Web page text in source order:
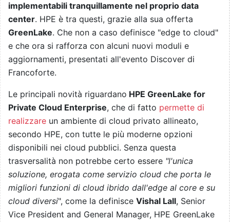
implementabili tranquillamente nel proprio data
center. HPE è tra questi, grazie alla sua offerta
GreenLake. Che non a caso definisce "edge to cloud"
e che ora si rafforza con alcuni nuovi moduli e
aggiornamenti, presentati all'evento Discover di
Francoforte.
Le principali novità riguardano HPE GreenLake for
Private Cloud Enterprise, che di fatto permette di
realizzare un ambiente di cloud privato allineato,
secondo HPE, con tutte le più moderne opzioni
disponibili nei cloud pubblici. Senza questa
trasversalità non potrebbe certo essere "l'unica
soluzione, erogata come servizio cloud che porta le
migliori funzioni di cloud ibrido dall'edge al core e su
cloud diversi", come la definisce Vishal Lall, Senior
Vice President and General Manager, HPE GreenLake